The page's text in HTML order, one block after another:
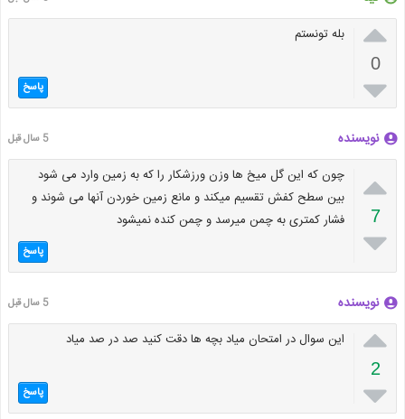

0

بله تونستم
پاسخ
نویسنده 5 سال قبل

7

چون که این گل میخ ها وزن ورزشکار را که به زمین وارد می شود
بین سطح کفش تقسیم میکند و مانع زمین خوردن آنها می شوند و
فشار کمتری به چمن میرسد و چمن کنده نمیشود
پاسخ
نویسنده 5 سال قبل

2

این سوال در امتحان میاد بچه ها دقت کنید صد در صد میاد
پاسخ